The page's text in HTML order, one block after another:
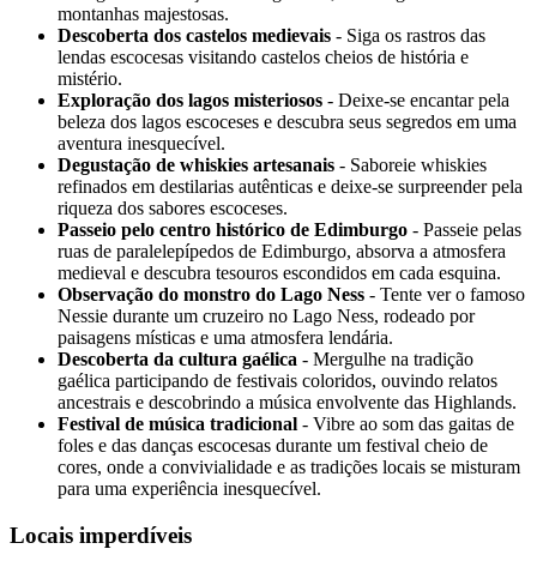
montanhas majestosas.
Descoberta dos castelos medievais - Siga os rastros das
lendas escocesas visitando castelos cheios de história e
mistério.
Exploração dos lagos misteriosos - Deixe-se encantar pela
beleza dos lagos escoceses e descubra seus segredos em uma
aventura inesquecível.
Degustação de whiskies artesanais - Saboreie whiskies
refinados em destilarias autênticas e deixe-se surpreender pela
riqueza dos sabores escoceses.
Passeio pelo centro histórico de Edimburgo - Passeie pelas
ruas de paralelepípedos de Edimburgo, absorva a atmosfera
medieval e descubra tesouros escondidos em cada esquina.
Observação do monstro do Lago Ness - Tente ver o famoso
Nessie durante um cruzeiro no Lago Ness, rodeado por
paisagens místicas e uma atmosfera lendária.
Descoberta da cultura gaélica - Mergulhe na tradição
gaélica participando de festivais coloridos, ouvindo relatos
ancestrais e descobrindo a música envolvente das Highlands.
Festival de música tradicional - Vibre ao som das gaitas de
foles e das danças escocesas durante um festival cheio de
cores, onde a convivialidade e as tradições locais se misturam
para uma experiência inesquecível.
Locais imperdíveis